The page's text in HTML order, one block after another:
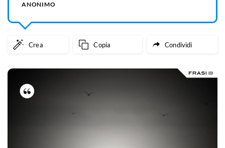
ANONIMO
Crea Copia Condividi